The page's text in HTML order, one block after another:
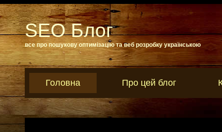
SEO Блог
все про пошукову оптимізацію та веб розробку українською
Головна Про цей блог